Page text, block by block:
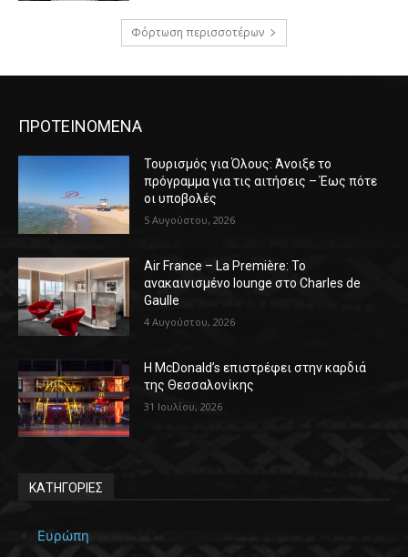
Φόρτωση περισσοτέρων
ΠΡΟΤΕΙΝΟΜΕΝΑ
Τουρισμός για Όλους: Άνοιξε το
πρόγραμμα για τις αιτήσεις – Έως πότε
οι υποβολές
5 Αυγούστου, 2026
Air France – La Première: Το
ανακαινισμένο lounge στο Charles de
Gaulle
4 Αυγούστου, 2026
Η McDonald’s επιστρέφει στην καρδιά
της Θεσσαλονίκης
31 Ιουλίου, 2026
ΚΑΤΗΓΟΡΙΕΣ
Ευρώπη